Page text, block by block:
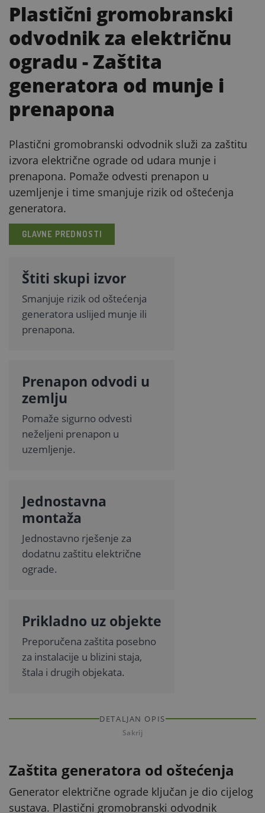
Plastični gromobranski
odvodnik za električnu
ogradu - Zaštita
generatora od munje i
prenapona
Plastični gromobranski odvodnik služi za zaštitu
izvora električne ograde od udara munje i
prenapona. Pomaže odvesti prenapon u
uzemljenje i time smanjuje rizik od oštećenja
generatora.
GLAVNE PREDNOSTI
Štiti skupi izvor
Smanjuje rizik od oštećenja
generatora uslijed munje ili
prenapona.
Prenapon odvodi u
zemlju
Pomaže sigurno odvesti
neželjeni prenapon u
uzemljenje.
Jednostavna
montaža
Jednostavno rješenje za
dodatnu zaštitu električne
ograde.
Prikladno uz objekte
Preporučena zaštita posebno
za instalacije u blizini staja,
štala i drugih objekata.
DETALJAN OPIS
Sakrij
Zaštita generatora od oštećenja
Generator električne ograde ključan je dio cijelog
sustava. Plastični gromobranski odvodnik